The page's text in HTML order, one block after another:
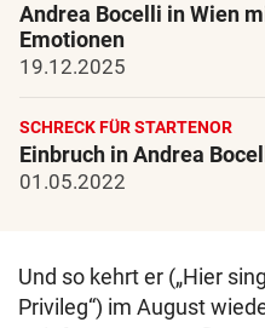
Andrea Bocelli in Wien
Emotionen
19.12.2025
SCHRECK FÜR STARTENOR
Einbruch in Andrea
01.05.2022
Und so kehrt er („Hier
Privileg“) im August